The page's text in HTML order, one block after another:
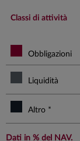
End of
Classi di attività
Obbligazioni
Liquidità
Altro *
Dati in % del NAV.